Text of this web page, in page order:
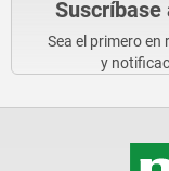
Suscríbase
Sea el primero
y